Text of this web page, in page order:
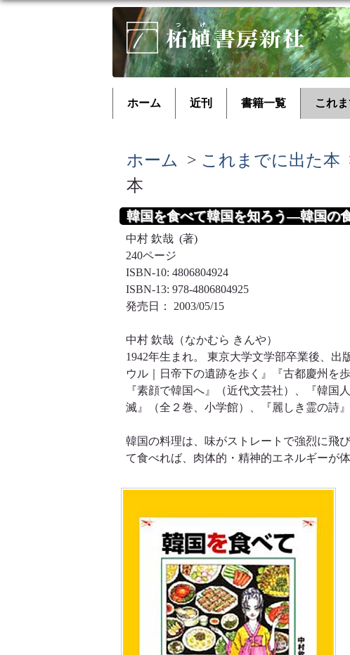
ホーム 近刊 書籍一覧 これ
ホーム > これまでに出た本
本
韓国を食べて韓国を知ろう―韓国の
中村 欽哉 (著)
240ページ
ISBN-10: 4806804924
ISBN-13: 978-4806804925
発売日： 2003/05/15
中村 欽哉（なかむら きんや）
1942年生まれ。 東京大学文学部卒業後、
ウル｜日帝下の遺跡を歩く』『古都慶州を
『素顔で韓国へ』（近代文芸社）、『韓
滅』（全２巻、小学館）、『麗しき霊の詩
韓国の料理は、味がストレートで強烈に飛
て食べれば、肉体的・精神的エネルギーが